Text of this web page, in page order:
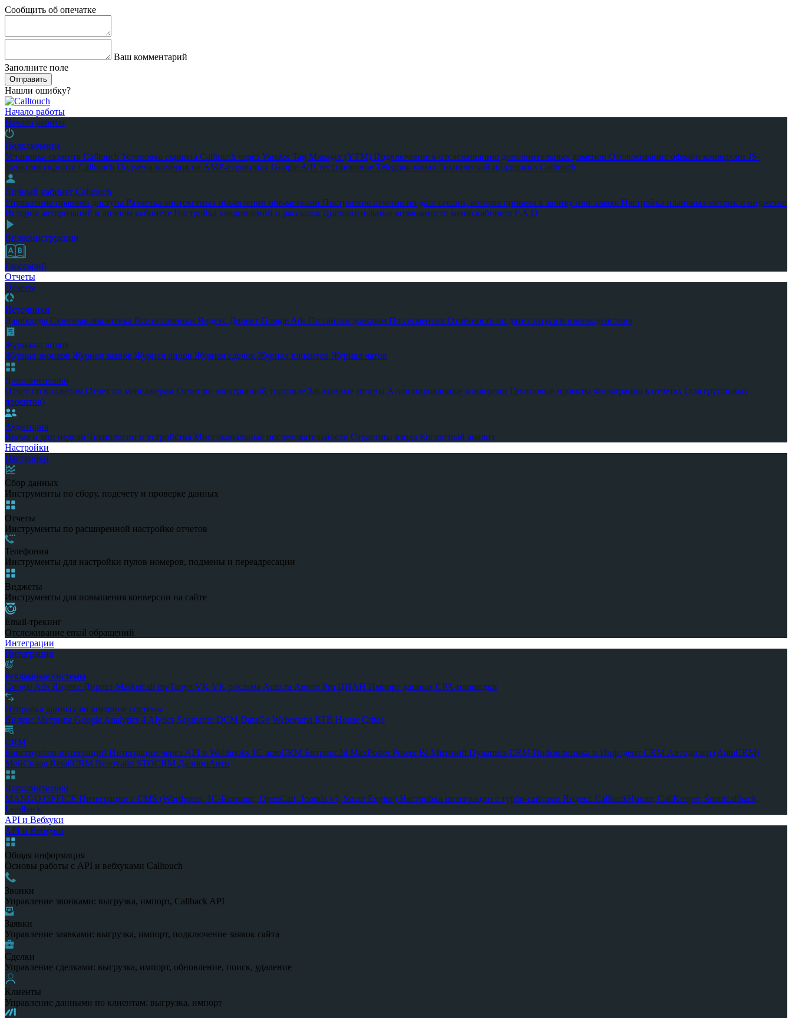
Сообщить об опечатке
Ваш комментарий
Заполните поле
Отправить
Нашли ошибку?
Начало работы
Начало работы
Подключение
Установка скрипта Calltouch Установка скрипта Calltouch через Yandex Tag Manager (YTM) Подключение к отслеживанию дополнительных доменов Отслеживание офлайн конверсии JS-
функции скрипта Calltouch Подмена номеров на AMP-страницах Google A/B тестирование Telegram канал Технической поддержки Calltouch
Личный кабинет Calltouch
Управление правами доступа Разметка контекстных объявлений utm-метками Построение отчетов по дате сессии, которая привела к звонку или заявке Настройка плановых метрик и виджетов
История авторизаций в личном кабинете Настройка уведомлений и рассылок Дополнительные возможности меню кабинета F.A.Q
Видеоинструкции
Глоссарий
Отчеты
Отчеты
Источники
Дашборды Сквозная аналитика Все источники Яндекс Директ Google Ads По сайтам донорам По сегментам Отчётность по дате статуса и взаимодействия
Журналы лидов
Журнал звонков Журнал заявок Журнал лидов Журнал сделок Журнал клиентов Журнал чатов
Дополнительно
Отчет по виджетам Отчет по менеджерам Отчет по электронной торговле Заказанные отчеты Ассоциированные конверсии Групповые проекты Фильтрация в отчетах (для групповых
проектов)
Аудитория
Время и дни недели Технологии и устройства Многоканальные последовательности Страницы входа Когортный анализ
Настройки
Настройки
Сбор данных
Инструменты по сбору, подсчету и проверке данных
Отчеты
Инструменты по расширенной настройке отчетов
Телефония
Инструменты для настройки пулов номеров, подмены и переадресации
Виджеты
Инструменты для повышения конверсии на сайте
Email-трекинг
Отслеживание email обращений
Интеграции
Интеграции
Рекламные системы
Google Ads Яндекс.Директ Marketcall myTarget VK VK реклама Auto.ru Авито Pro ЦИАН Импорт данных CPA-площадки
Отправка данных во внешние системы
Яндекс.Метрика Google Analytics 4 Alytics Segmento DCM DataGo Weborama RTB House Criteo
CRM
Конструктор интеграций Интеграции через API и Webhooks 1С amoCRM Битрикс24 MaxPosterPower BI Microsoft Dynamics CRM Инфоклиника и Инфодент CRM Автодилер (AutoCRM)
МойСклад RetailCRM Renovatio STOCRM ДалионАвто
Дополнительно
MANGO OFFICE Интеграции с CMS (Wordpress, 1С-Битрикс, OpenCart, Joomla v3, Smart Engine) Настройка интеграции с турбо-сайтами Яндекс CallbackHunter, CallKeeper, Smartcallback,
Leadback
API и Вебхуки
API и Вебхуки
Общая информация
Основы работы с API и вебхуками Calltouch
Звонки
Управление звонками: выгрузка, импорт, Callback API
Заявки
Управление заявками: выгрузка, импорт, подключение заявок сайта
Сделки
Управление сделками: выгрузка, импорт, обновление, поиск, удаление
Клиенты
Управление данными по клиентам: выгрузка, импорт